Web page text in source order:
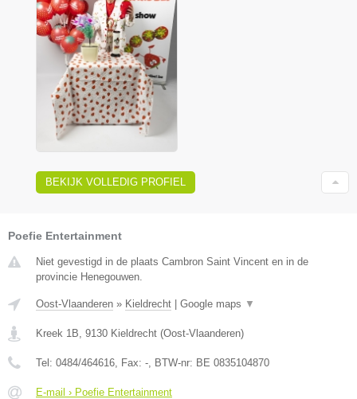
BEKIJK VOLLEDIG PROFIEL
Poefie Entertainment
Niet gevestigd in de plaats Cambron Saint Vincent en in de
provincie Henegouwen.
Oost-Vlaanderen » Kieldrecht | Google maps ▼
Kreek 1B 9130 Kieldrecht (Oost-Vlaanderen)
Tel: 0484/464616 , Fax: - , BTW-nr: BE 0835104870
E-mail › Poefie Entertainment